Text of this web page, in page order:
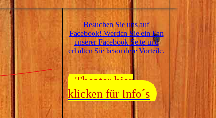
Besuchen Sie uns auf
Facebook! Werden Sie ein Fan
unserer Facebook Seite und
erhalten Sie besondere Vorteile.
Theater hier
klicken für Info´s